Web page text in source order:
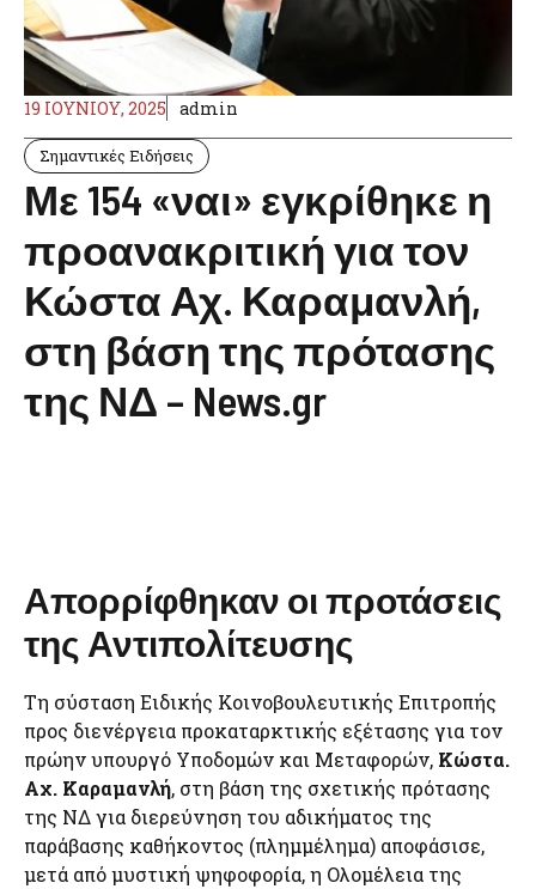
19 ΙΟΥΝΊΟΥ, 2025 admin
Σημαντικές Ειδήσεις
Με 154 «ναι» εγκρίθηκε η
προανακριτική για τον
Κώστα Αχ. Καραμανλή,
στη βάση της πρότασης
της ΝΔ – News.gr
Απορρίφθηκαν οι προτάσεις
της Αντιπολίτευσης
Τη σύσταση Ειδικής Κοινοβουλευτικής Επιτροπής
προς διενέργεια προκαταρκτικής εξέτασης για τον
πρώην υπουργό Υποδομών και Μεταφορών, Κώστα.
Αχ. Καραμανλή, στη βάση της σχετικής πρότασης
της ΝΔ για διερεύνηση του αδικήματος της
παράβασης καθήκοντος (πλημμέλημα) αποφάσισε,
μετά από μυστική ψηφοφορία, η Ολομέλεια της